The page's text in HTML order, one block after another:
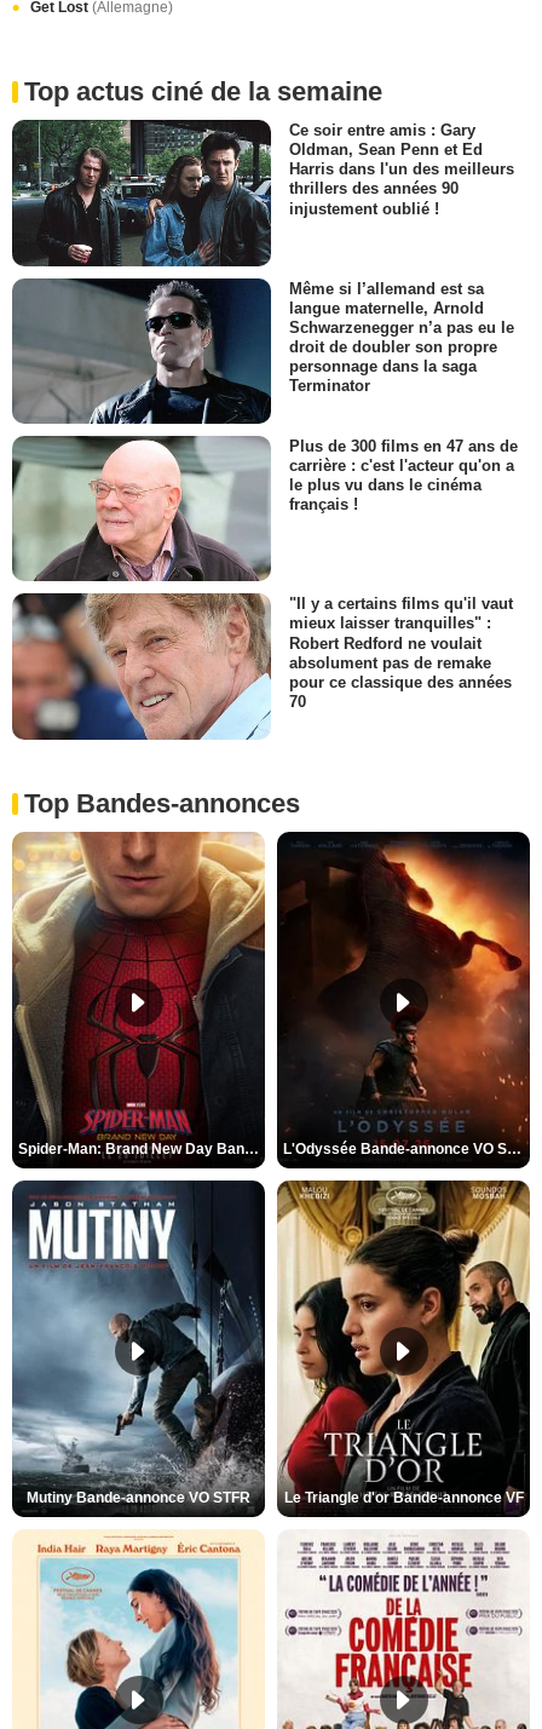
Get Lost (Allemagne)
Top actus ciné de la semaine
Ce soir entre amis : Gary
Oldman, Sean Penn et Ed
Harris dans l'un des meilleurs
thrillers des années 90
injustement oublié !
Même si l’allemand est sa
langue maternelle, Arnold
Schwarzenegger n’a pas eu le
droit de doubler son propre
personnage dans la saga
Terminator
Plus de 300 films en 47 ans de
carrière : c'est l'acteur qu'on a
le plus vu dans le cinéma
français !
"Il y a certains films qu'il vaut
mieux laisser tranquilles" :
Robert Redford ne voulait
absolument pas de remake
pour ce classique des années
70
Top Bandes-annonces
Spider-Man: Brand New Day Bande-annonce VO STFR L'Odyssée Bande-annonce VO STFR
Mutiny Bande-annonce VO STFR Le Triangle d'or Bande-annonce VF